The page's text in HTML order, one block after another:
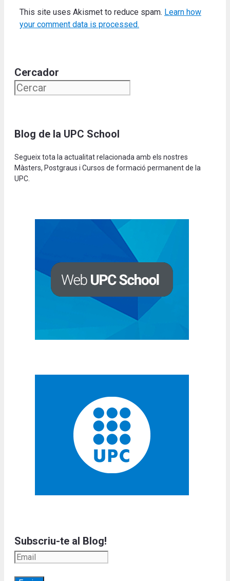
This site uses Akismet to reduce spam. Learn how
your comment data is processed.
Cercador
Blog de la UPC School
Segueix tota la actualitat relacionada amb els nostres
Màsters, Postgraus i Cursos de formació permanent de la
UPC.
Subscriu-te al Blog!